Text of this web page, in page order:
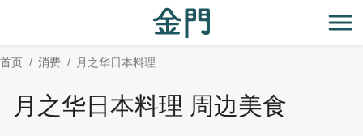
主
要
开
首页 消费 月之华日本料理
月之华日本料理 周边美食